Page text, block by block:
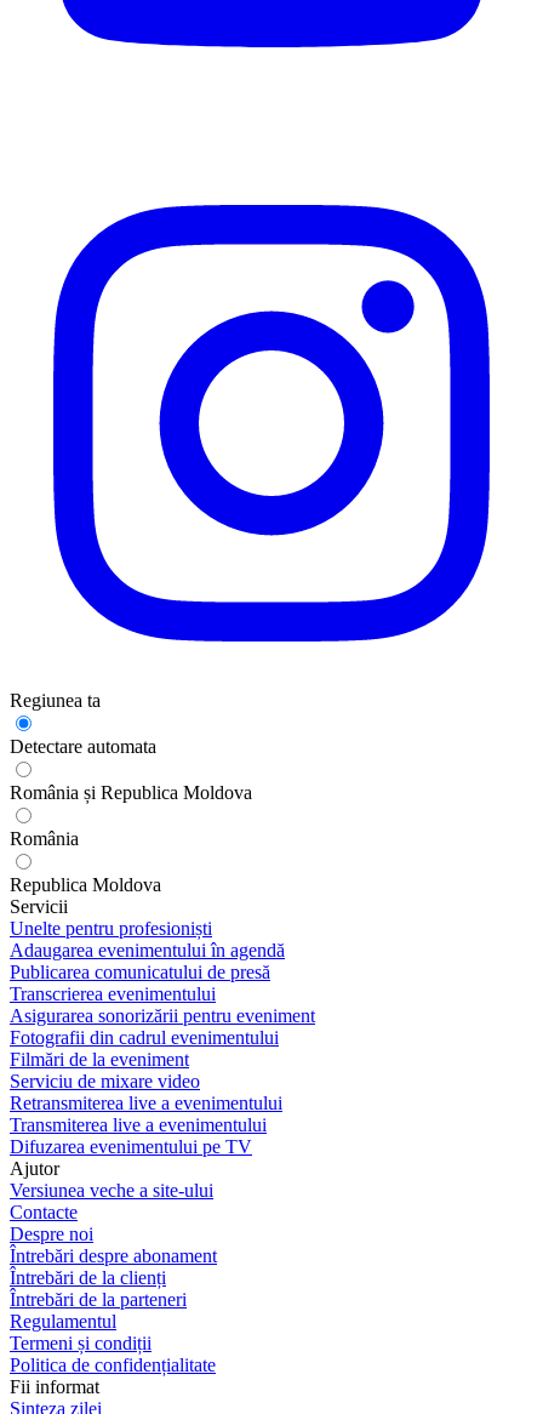
Regiunea ta
Detectare automata
România și Republica Moldova
România
Republica Moldova
Servicii
Unelte pentru profesioniști
Adaugarea evenimentului în agendă
Publicarea comunicatului de presă
Transcrierea evenimentului
Asigurarea sonorizării pentru eveniment
Fotografii din cadrul evenimentului
Filmări de la eveniment
Serviciu de mixare video
Retransmiterea live a evenimentului
Transmiterea live a evenimentului
Difuzarea evenimentului pe TV
Ajutor
Versiunea veche a site-ului
Contacte
Despre noi
Întrebări despre abonament
Întrebări de la clienți
Întrebări de la parteneri
Regulamentul
Termeni și condiții
Politica de confidențialitate
Fii informat
Sinteza zilei